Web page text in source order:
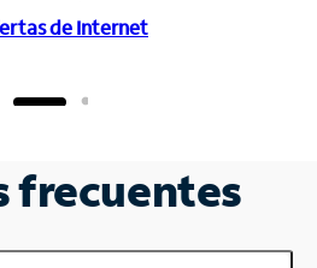
de Internet
frecuentes